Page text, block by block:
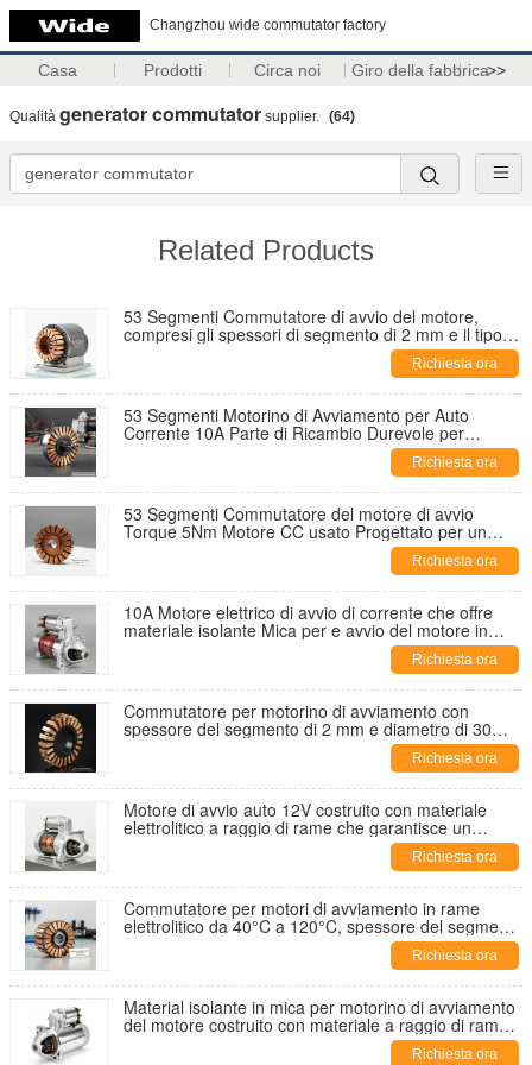
Changzhou wide commutator factory
Casa Prodotti Circa noi Giro della fabbrica>>
Qualità generator commutator supplier. (64)
Related Products
53 Segmenti Commutatore di avvio del motore,
compresi gli spessori di segmento di 2 mm e il tipo di
isolamento da mica per la conduttività elettrica
Richiesta ora
53 Segmenti Motorino di Avviamento per Auto
Corrente 10A Parte di Ricambio Durevole per
Richiesta ora
53 Segmenti Commutatore del motore di avvio
Torque 5Nm Motore CC usato Progettato per un
funzionamento regolare e una durata di vitaRichiesta ora
10A Motore elettrico di avvio di corrente che offre
materiale isolante Mica per e avvio del motore in
Richiesta ora
Commutatore per motorino di avviamento con
spessore del segmento di 2 mm e diametro di 30
mm, adatto per temperature da -40 a 120 gradi
Richiesta ora
Motore di avvio auto 12V costruito con materiale
elettrolitico a raggio di rame che garantisce un
funzionamento e un'efficienza duraturi Richiesta ora
Commutatore per motori di avviamento in rame
elettrolitico da 40°C a 120°C, spessore del segmento
Richiesta ora
Material isolante in mica per motorino di avviamento
del motore costruito con materiale a raggio di rame
elettrolitico che garantisce l'accensione del motore
Richiesta ora